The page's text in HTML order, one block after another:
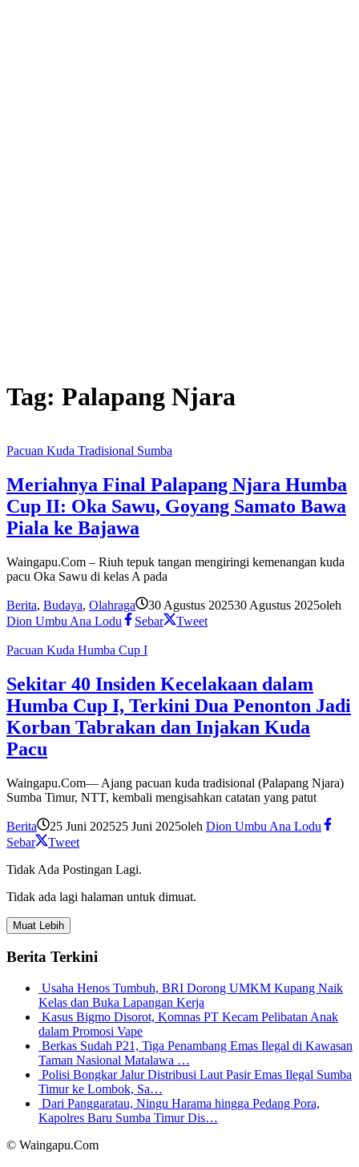
Tag: Palapang Njara
Pacuan Kuda Tradisional Sumba
Meriahnya Final Palapang Njara Humba
Cup II: Oka Sawu, Goyang Samato Bawa
Piala ke Bajawa
Waingapu.Com – Riuh tepuk tangan mengiringi kemenangan kuda
pacu Oka Sawu di kelas A pada
Berita, Budaya, Olahraga 30 Agustus 202530 Agustus 2025oleh
Dion Umbu Ana Lodu
Sebar Tweet
Pacuan Kuda Humba Cup I
Sekitar 40 Insiden Kecelakaan dalam
Humba Cup I, Terkini Dua Penonton Jadi
Korban Tabrakan dan Injakan Kuda
Pacu
Waingapu.Com— Ajang pacuan kuda tradisional (Palapang Njara)
Sumba Timur, NTT, kembali mengisahkan catatan yang patut
Berita 25 Juni 202525 Juni 2025oleh Dion Umbu Ana Lodu
Sebar
Tweet
Tidak Ada Postingan Lagi.
Tidak ada lagi halaman untuk dimuat.
Muat Lebih
Berita Terkini
Usaha Henos Tumbuh, BRI Dorong UMKM Kupang Naik
Kelas dan Buka Lapangan Kerja
Kasus Bigmo Disorot, Komnas PT Kecam Pelibatan Anak
dalam Promosi Vape
Berkas Sudah P21, Tiga Penambang Emas Ilegal di Kawasan
Taman Nasional Matalawa …
Polisi Bongkar Jalur Distribusi Laut Pasir Emas Ilegal Sumba
Timur ke Lombok, Sa…
Dari Panggaratau, Ningu Harama hingga Pedang Pora,
Kapolres Baru Sumba Timur Dis…
© Waingapu.Com